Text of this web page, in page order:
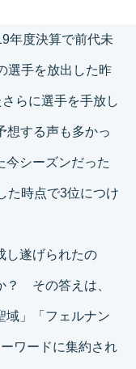
年度決算で前代未
選手を放出した昨
らに選手を手放し
想する声も多かっ
今シーズンだった
た時点で3位につけ
し遂げられたの
？ その答えは、
域」「フェルナン
ワードに集約され